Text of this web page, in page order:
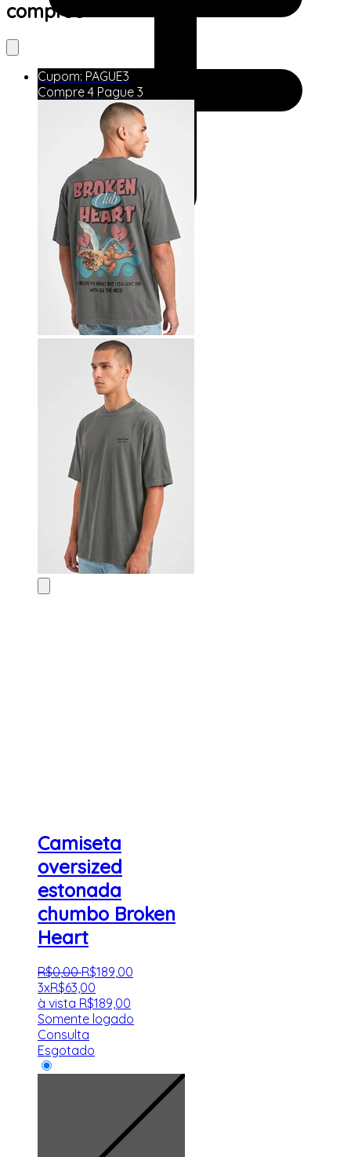
comprou
Camiseta
oversized
estonada
chumbo Broken
Heart
R$0,00 R$189,00
3xR$63,00
à vista R$189,00
Somente logado
Consulta
Esgotado